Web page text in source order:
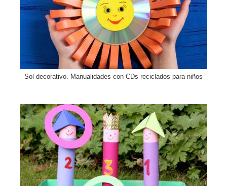
Sol decorativo. Manualidades con CDs reciclados para niños